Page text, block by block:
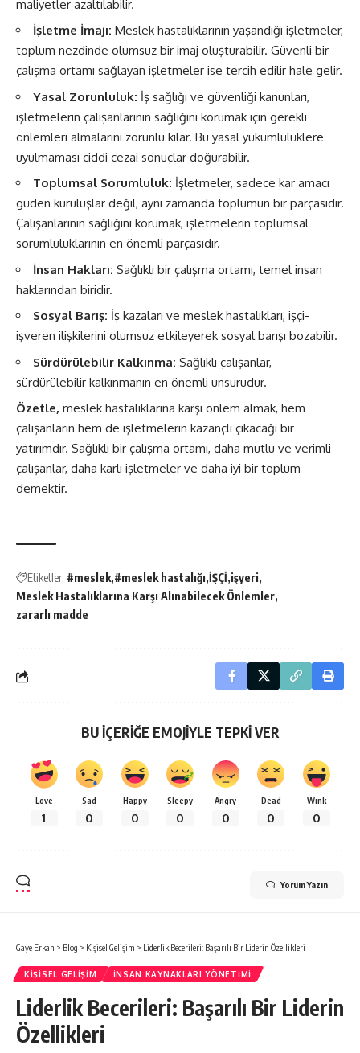
maliyetler azaltılabilir.
İşletme İmajı: Meslek hastalıklarının yaşandığı işletmeler,
toplum nezdinde olumsuz bir imaj oluşturabilir. Güvenli bir
çalışma ortamı sağlayan işletmeler ise tercih edilir hale gelir.
Yasal Zorunluluk: İş sağlığı ve güvenliği kanunları,
işletmelerin çalışanlarının sağlığını korumak için gerekli
önlemleri almalarını zorunlu kılar. Bu yasal yükümlülüklere
uyulmaması ciddi cezai sonuçlar doğurabilir.
Toplumsal Sorumluluk: İşletmeler, sadece kar amacı
güden kuruluşlar değil, aynı zamanda toplumun bir parçasıdır.
Çalışanlarının sağlığını korumak, işletmelerin toplumsal
sorumluluklarının en önemli parçasıdır.
İnsan Hakları: Sağlıklı bir çalışma ortamı, temel insan
haklarından biridir.
Sosyal Barış: İş kazaları ve meslek hastalıkları, işçi-
işveren ilişkilerini olumsuz etkileyerek sosyal barışı bozabilir.
Sürdürülebilir Kalkınma: Sağlıklı çalışanlar,
sürdürülebilir kalkınmanın en önemli unsurudur.
Özetle, meslek hastalıklarına karşı önlem almak, hem
çalışanların hem de işletmelerin kazançlı çıkacağı bir
yatırımdır. Sağlıklı bir çalışma ortamı, daha mutlu ve verimli
çalışanlar, daha karlı işletmeler ve daha iyi bir toplum
demektir.
Etiketler: #meslek #meslek hastalığı İŞÇİ işyeri
Meslek Hastalıklarına Karşı Alınabilecek Önlemler
zararlı madde
BU İÇERİĞE EMOJİYLE TEPKİ VER
Love
1
Sad
0
Happy
0
Sleepy
0
Angry
0
Dead
0
Wink
0
Yorum Yazın
Gaye Erkan > Blog > Kişisel Gelişim > Liderlik Becerileri: Başarılı Bir Liderin Özellikleri
KIŞISEL GELIŞIM İNSAN KAYNAKLARI YÖNETIMI
Liderlik Becerileri: Başarılı Bir Liderin
Özellikleri